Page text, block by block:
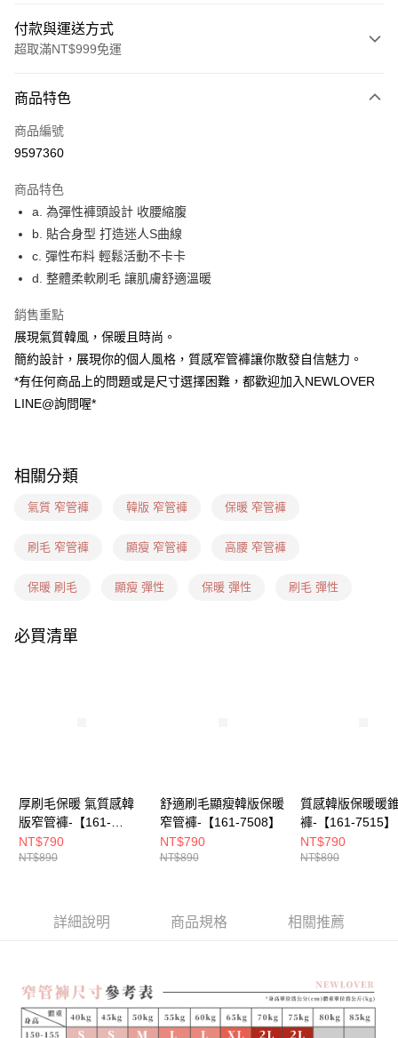
付款與運送方式
超取滿NT$999免運
信用卡一次付款
超商取貨付款
ATM付款
貨到付款
運送方式
貨到付款
每筆NT$60，滿NT$999(含以上)免運費
全家(信用卡、多元支付)
7-11(信用卡、多元支付)
每筆NT$60，滿NT$1,599(含以上)免運費
7-11隔日到貨(信用卡、多元支付)
新竹物流(信用卡、多元支付)
商品特色
商品編號
9597360
商品特色
a. 為彈性褲頭設計 收腰縮腹
b. 貼合身型 打造迷人S曲線
c. 彈性布料 輕鬆活動不卡卡
d. 整體柔軟刷毛 讓肌膚舒適溫暖
銷售重點
展現氣質韓風，保暖且時尚。
簡約設計，展現你的個人風格，質感窄管褲讓你散發自信魅力。
*有任何商品上的問題或是尺寸選擇困難，都歡迎加入NEWLOVER
LINE@詢問喔*
相關分類
氣質 窄管褲 韓版 窄管褲 保暖 窄管褲
刷毛 窄管褲 顯瘦 窄管褲 高腰 窄管褲
保暖 刷毛 顯瘦 彈性 保暖 彈性 刷毛 彈性
必買清單
厚刷毛保暖 氣質感韓
版窄管褲-【161-
7517】
NT$790
NT$890
舒適刷毛顯瘦韓版保暖
窄管褲-【161-7508】
NT$790
NT$890
質感韓版保暖暖
褲-【161-7515】
NT$790
NT$890
詳細說明 商品規格 相關推薦